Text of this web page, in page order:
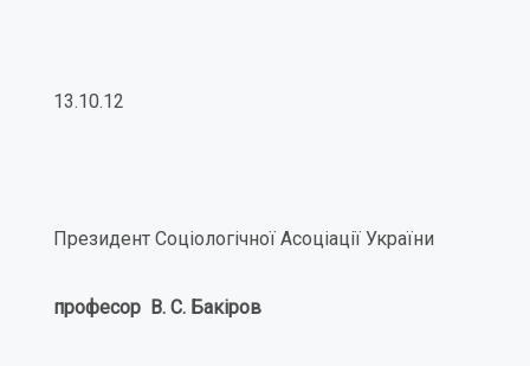
13.10.12
Президент Соціологічної Асоціації України
професор В. С. Бакіров